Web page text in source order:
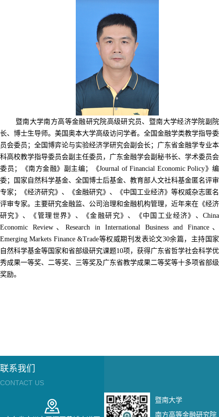
暨南大学南方高等金融研究院高级研究员、暨南大学经济学院副院
长、博士生导师。美国奥本大学高级访问学者。全国金融学类教学指导委
员会委员；全国博弈论与实验经济学研究会副会长；广东省金融学专业本
科高校教学指导委员会副主任委员，广东金融学会副秘书长、学术委员会
委员；《南方金融》副主编；《Journal of Financial Economic Policy》编
委；国家自然科学基金、全国博士后基金、教育部人文社科基金匿名评审
专家；《经济研究》、《金融研究》、《中国工业经济》等权威杂志匿名
评审专家。主要研究金融监、公司治理和金融机构管理，近年来在《经济
研究》、《管理世界》、《金融研究》、《中国工业经济》、China
Economic Review、Research in International Business and Finance、
Emerging Markets Finance &Trade等权威期刊发表论文30余篇，主持国家
自然科学基金等国家和省部级研究课题10项，获得广东省哲学社会科学优
秀成果一等奖、二等奖、三等奖及广东省教学成果二等奖等十多项省部级
奖励。
联系我们
CONTACT US
暨南大学
南方高等金融研究院